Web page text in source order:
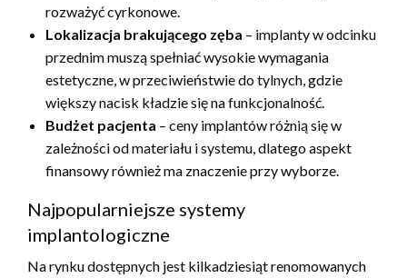
rozważyć cyrkonowe.
Lokalizacja brakującego zęba – implanty w odcinku
przednim muszą spełniać wysokie wymagania
estetyczne, w przeciwieństwie do tylnych, gdzie
większy nacisk kładzie się na funkcjonalność.
Budżet pacjenta – ceny implantów różnią się w
zależności od materiału i systemu, dlatego aspekt
finansowy również ma znaczenie przy wyborze.
Najpopularniejsze systemy
implantologiczne
Na rynku dostępnych jest kilkadziesiąt renomowanych